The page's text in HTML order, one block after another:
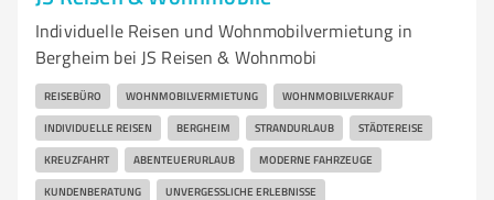
Individuelle Reisen und Wohnmobilvermietung in
Bergheim bei JS Reisen & Wohnmobi
REISEBÜRO WOHNMOBILVERMIETUNG WOHNMOBILVERKAUF
INDIVIDUELLE REISEN BERGHEIM STRANDURLAUB STÄDTEREISE
KREUZFAHRT ABENTEUERURLAUB MODERNE FAHRZEUGE
KUNDENBERATUNG UNVERGESSLICHE ERLEBNISSE